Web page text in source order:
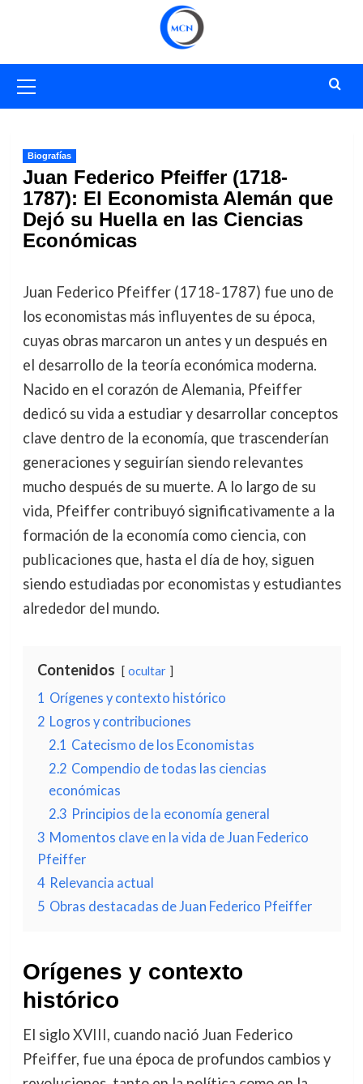
primario
Biografías
Juan Federico Pfeiffer (1718-
1787): El Economista Alemán que
Dejó su Huella en las Ciencias
Económicas
Juan Federico Pfeiffer (1718-1787) fue uno de
los economistas más influyentes de su época,
cuyas obras marcaron un antes y un después en
el desarrollo de la teoría económica moderna.
Nacido en el corazón de Alemania, Pfeiffer
dedicó su vida a estudiar y desarrollar conceptos
clave dentro de la economía, que trascenderían
generaciones y seguirían siendo relevantes
mucho después de su muerte. A lo largo de su
vida, Pfeiffer contribuyó significativamente a la
formación de la economía como ciencia, con
publicaciones que, hasta el día de hoy, siguen
siendo estudiadas por economistas y estudiantes
alrededor del mundo.
Contenidos ocultar
1 Orígenes y contexto histórico
2 Logros y contribuciones
2.1 Catecismo de los Economistas
2.2 Compendio de todas las ciencias
económicas
2.3 Principios de la economía general
3 Momentos clave en la vida de Juan Federico
Pfeiffer
4 Relevancia actual
5 Obras destacadas de Juan Federico Pfeiffer
Orígenes y contexto
histórico
El siglo XVIII, cuando nació Juan Federico
Pfeiffer, fue una época de profundos cambios y